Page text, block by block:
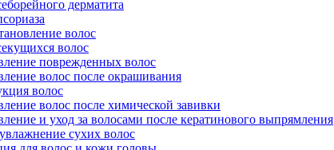
дерматита
волос
волос
поврежденных волос
волос после окрашивания
волос
волос после химической завивки
и уход за волосами после кератинового выпрямления
сухих волос